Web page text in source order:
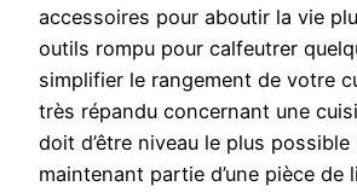
accessoires pour aboutir la vie
outils rompu pour calfeutrer
simplifier le rangement de votre
très répandu concernant une
doit d’être niveau le plus possible
maintenant partie d’une pièce de